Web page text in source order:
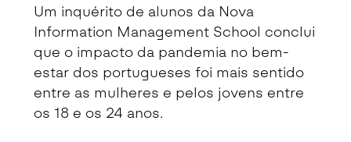
Um inquérito de alunos da Nova
Information Management School conclui
que o impacto da pandemia no bem-
estar dos portugueses foi mais sentido
entre as mulheres e pelos jovens entre
os 18 e os 24 anos.